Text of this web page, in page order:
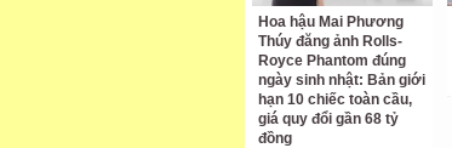
Hoa hậu Mai Phương
Thúy đăng ảnh Rolls-
Royce Phantom đúng
ngày sinh nhật: Bản giới
hạn 10 chiếc toàn cầu,
giá quy đổi gần 68 tỷ
đồng